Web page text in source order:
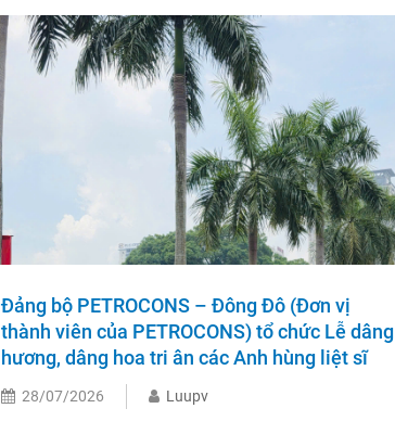
Đảng bộ PETROCONS – Đông Đô (Đơn vị
thành viên của PETROCONS) tổ chức Lễ dâng
hương, dâng hoa tri ân các Anh hùng liệt sĩ
28/07/2026 Luupv